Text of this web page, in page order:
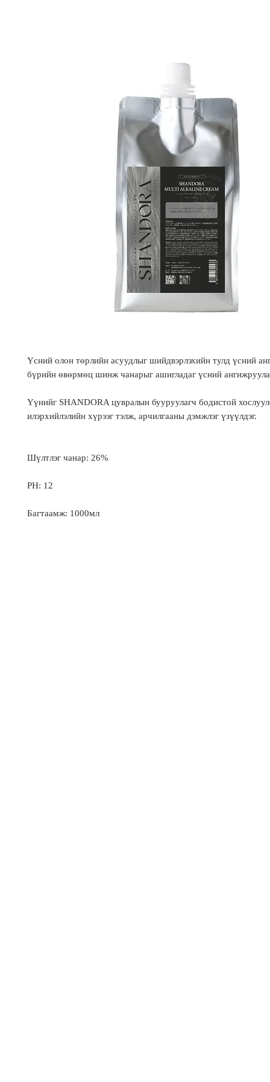
Үсний олон төрлийн асуудлыг шийдвэрлэхийн тулд үсний
бүрийн өвөрмөц шинж чанарыг ашигладаг үсний
Үүнийг SHANDORA цувралын бууруулагч бодистой
илэрхийлэлийн хүрээг тэлж, арчилгааны дэмжлэг үзүүлдэг.
Шүлтлэг чанар: 26%
РН: 12
Багтаамж: 1000мл